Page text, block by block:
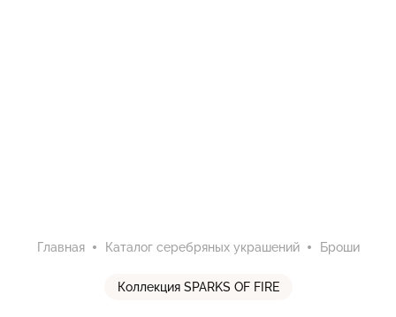
Главная Каталог серебряных украшений Броши
Коллекция SPARKS OF FIRE